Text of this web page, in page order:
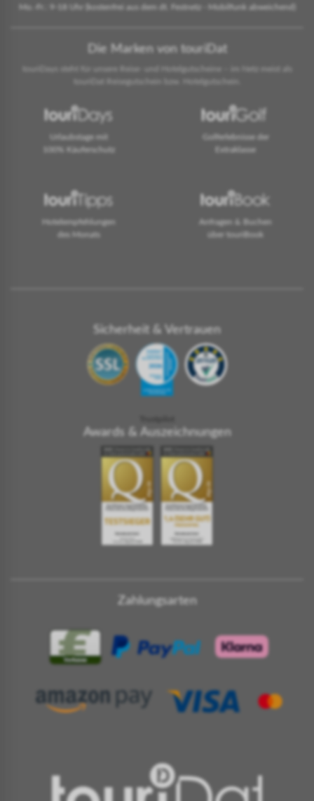
Mo.-Fr.: 9-18 Uhr (kostenfrei aus dem dt. Festnetz - Mobilfunk abweichend)
Die Marken von touriDat
touriDays steht für unsere Reise- und Hotelgutscheine – im Netz meist als
touriDat Reisegutschein bzw. Hotelgutschein.
Urlaubstage mit
100% Käuferschutz
Golferlebnisse der
Extraklasse
Hotelempfehlungen
des Monats
Anfragen & Buchen
über touriBook
Sicherheit & Vertrauen
Awards & Auszeichnungen
Zahlungsarten